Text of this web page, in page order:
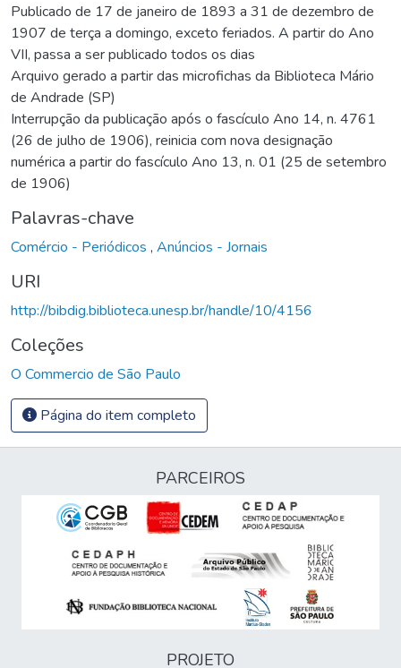
Publicado de 17 de janeiro de 1893 a 31 de dezembro de
1907 de terça a domingo, exceto feriados. A partir do Ano
VII, passa a ser publicado todos os dias
Arquivo gerado a partir das microfichas da Biblioteca Mário
de Andrade (SP)
Interrupção da publicação após o fascículo Ano 14, n. 4761
(26 de julho de 1906), reinicia com nova designação
numérica a partir do fascículo Ano 13, n. 01 (25 de setembro
de 1906)
Palavras-chave
Comércio - Periódicos , Anúncios - Jornais
URI
http://bibdig.biblioteca.unesp.br/handle/10/4156
Coleções
O Commercio de São Paulo
Página do item completo
PARCEIROS
PROJETO